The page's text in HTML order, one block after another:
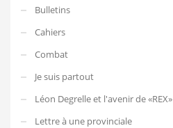
Bulletins
Cahiers
Combat
Je suis partout
Léon Degrelle et l'avenir de «REX»
Lettre à une provinciale